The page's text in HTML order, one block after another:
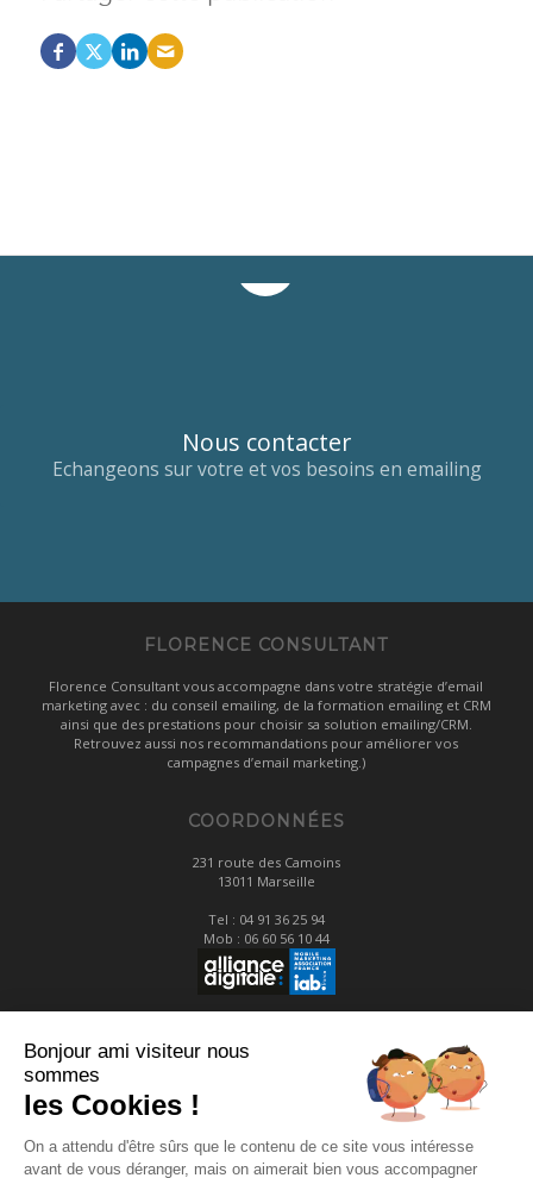
Nous contacter
Echangeons sur votre et vos besoins en emailing
FLORENCE CONSULTANT
Florence Consultant vous accompagne dans votre stratégie d’email
marketing avec : du conseil emailing, de la formation emailing et CRM
ainsi que des prestations pour choisir sa solution emailing/CRM.
Retrouvez aussi nos recommandations pour améliorer vos
campagnes d’email marketing.)
COORDONNÉES
231 route des Camoins
13011 Marseille
Tel : 04 91 36 25 94
Mob : 06 60 56 10 44
LIENS
Bonjour ami visiteur nous
sommes
les Cookies !
On a attendu d'être sûrs que le contenu de ce site vous intéresse
avant de vous déranger, mais on aimerait bien vous accompagner